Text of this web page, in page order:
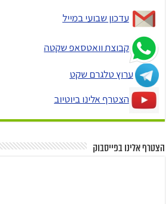
עדכון שבועי במייל
קבוצת וואטסאפ שקטה
ערוץ טלגרם שקט
הצטרף אלינו ביוטיוב
הצטרף אלינו בפייסבוק